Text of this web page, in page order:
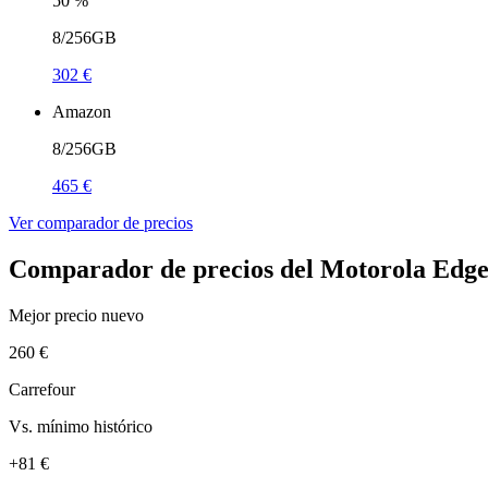
8/256GB
302 €
Amazon
8/256GB
465 €
Ver comparador de precios
Comparador de precios del Motorola
Mejor precio nuevo
260 €
Carrefour
Vs. mínimo histórico
+81 €